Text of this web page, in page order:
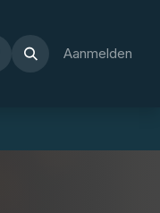
Aanmelden